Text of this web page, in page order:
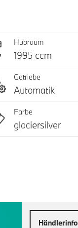
Hubraum
1995 ccm
Getriebe
Automatik
Farbe
glaciersilver
Händlerinfo